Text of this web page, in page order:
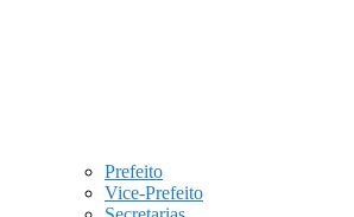
Prefeito
Vice-Prefeito